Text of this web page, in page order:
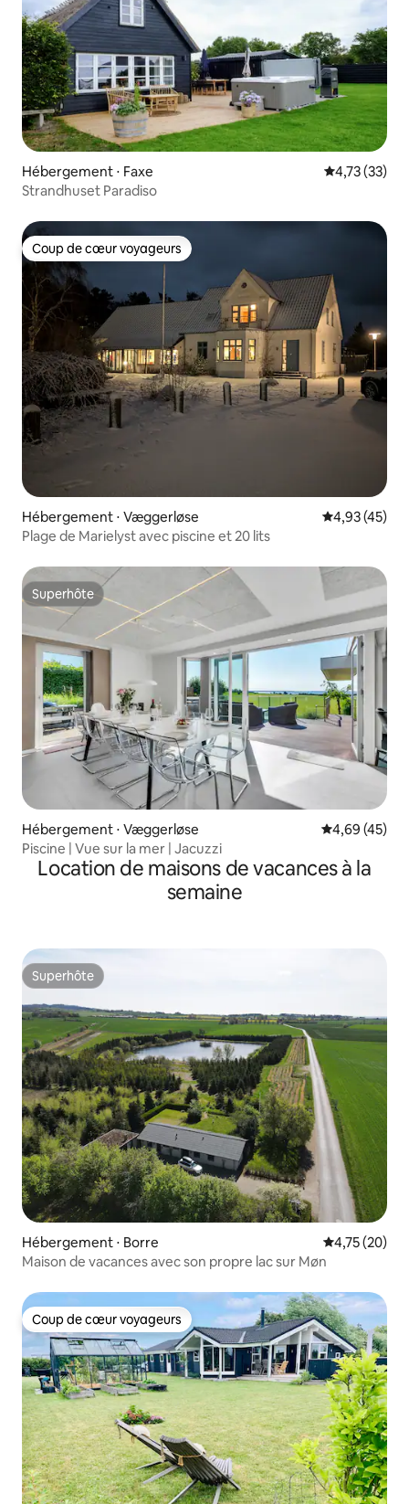
Hébergement ⋅ Faxe Évaluation
4,73 (33)
Strandhuset Paradiso
Coup de cœur voyageurs
Coup de cœur voyageurs
Hébergement ⋅ Væggerløse Évaluation
4,93 (45)
Plage de Marielyst avec piscine et 20 lits
Superhôte
Superhôte
Hébergement ⋅ Væggerløse Évaluation
4,69 (45)
Piscine | Vue sur la mer | Jacuzzi
Location de maisons de vacances à la
semaine
Superhôte
Superhôte
Hébergement ⋅ Borre Évaluation
4,75 (20)
Maison de vacances avec son propre lac sur Møn
Coup de cœur voyageurs
Coup de cœur voyageurs